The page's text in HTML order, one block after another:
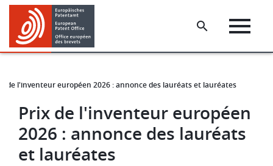
Skip
main
content
Skip
footer
de l'inventeur européen 2026 : annonce des lauréats et lauréates
Prix de l'inventeur européen
2026 : annonce des lauréats
et lauréates